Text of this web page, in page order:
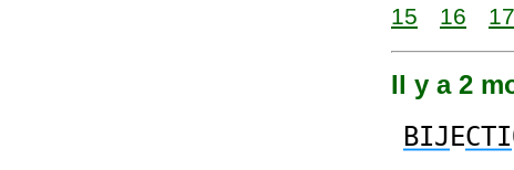
15
16 17
Il y a 2
BIJ ECTI